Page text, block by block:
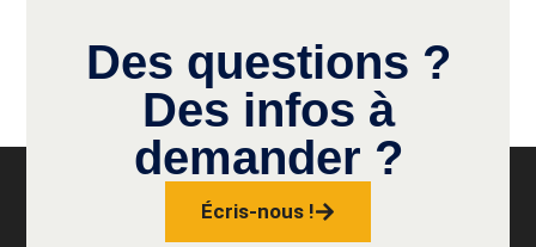
Des questions ?
Des infos à
demander ?
Écris-nous !